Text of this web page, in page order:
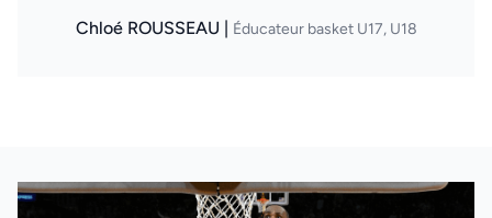
Chloé ROUSSEAU | Éducateur basket U17, U18